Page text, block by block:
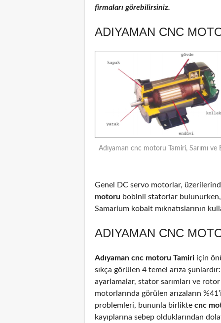
firmaları görebilirsiniz.
ADIYAMAN CNC
Adıyaman cnc motoru Tamiri, Sarımı ve
Genel DC servo motorlar,
motoru bobinli statorlar bulunurken,
Samarium kobalt mıknatıslarının
ADIYAMAN CNC
Adıyaman cnc motoru Tamiri için
sıkça görülen 4 temel arıza
ayarlamalar, stator sarımları ve
motorlarında görülen arızaların
problemleri, bununla birlikte cnc
kayıplarına sebep olduklarından